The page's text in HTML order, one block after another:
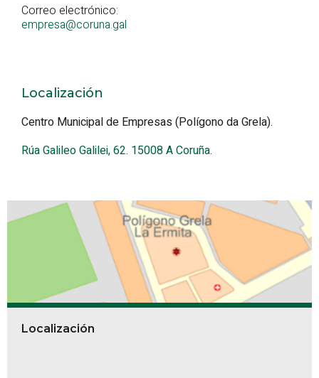
Correo electrónico:
empresa@coruna.gal
Localización
Centro Municipal de Empresas (Polígono da Grela).
Rúa Galileo Galilei, 62. 15008 A Coruña.
Localización